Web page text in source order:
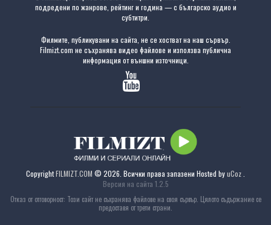
подредени по жанрове, рейтинг и година — с българско аудио и
субтитри.
Филмите, публикувани на сайта, не се хостват на наш сървър.
Filmizt.com не съхранява видео файлове и използва публична
информация от външни източници.
CopyrightFILMIZT.COM © 2026. Всички права запазени Hosted byuCoz
Версия на сайта 1.2.5
Отказ от отговорност: Този сайт не съхранява файлове на своя сървър. Цялото съдържание се
предоставя от трети страни.